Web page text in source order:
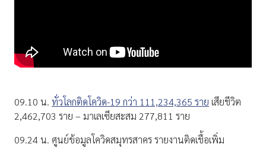
09.10 น. ทั่วโลกติดโควิด-19 กว่า 111,234,365 ราย เสียชีวิต
2,462,703 ราย – มาเลเซียสะสม 277,811 ราย
09.24 น. ศูนย์ข้อมูลโควิดสมุทรสาคร รายงานติดเชื้อเพิ่ม